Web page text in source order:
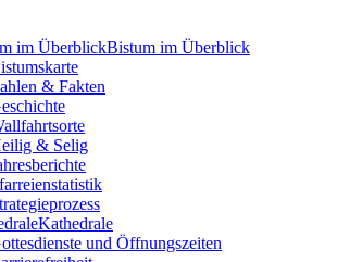
Bistum im Überblick
& Fakten
& Selig
Kathedrale
und Öffnungszeiten